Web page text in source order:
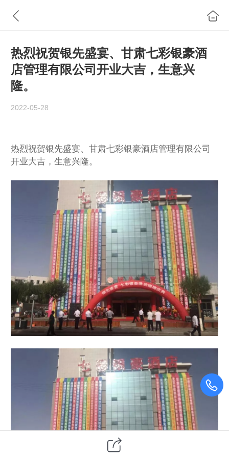
热烈祝贺银先盛宴、甘肃七彩银豪酒
店管理有限公司开业大吉，生意兴
隆。
2022-05-28
热烈祝贺银先盛宴、甘肃七彩银豪酒店管理有限公司
开业大吉，生意兴隆。